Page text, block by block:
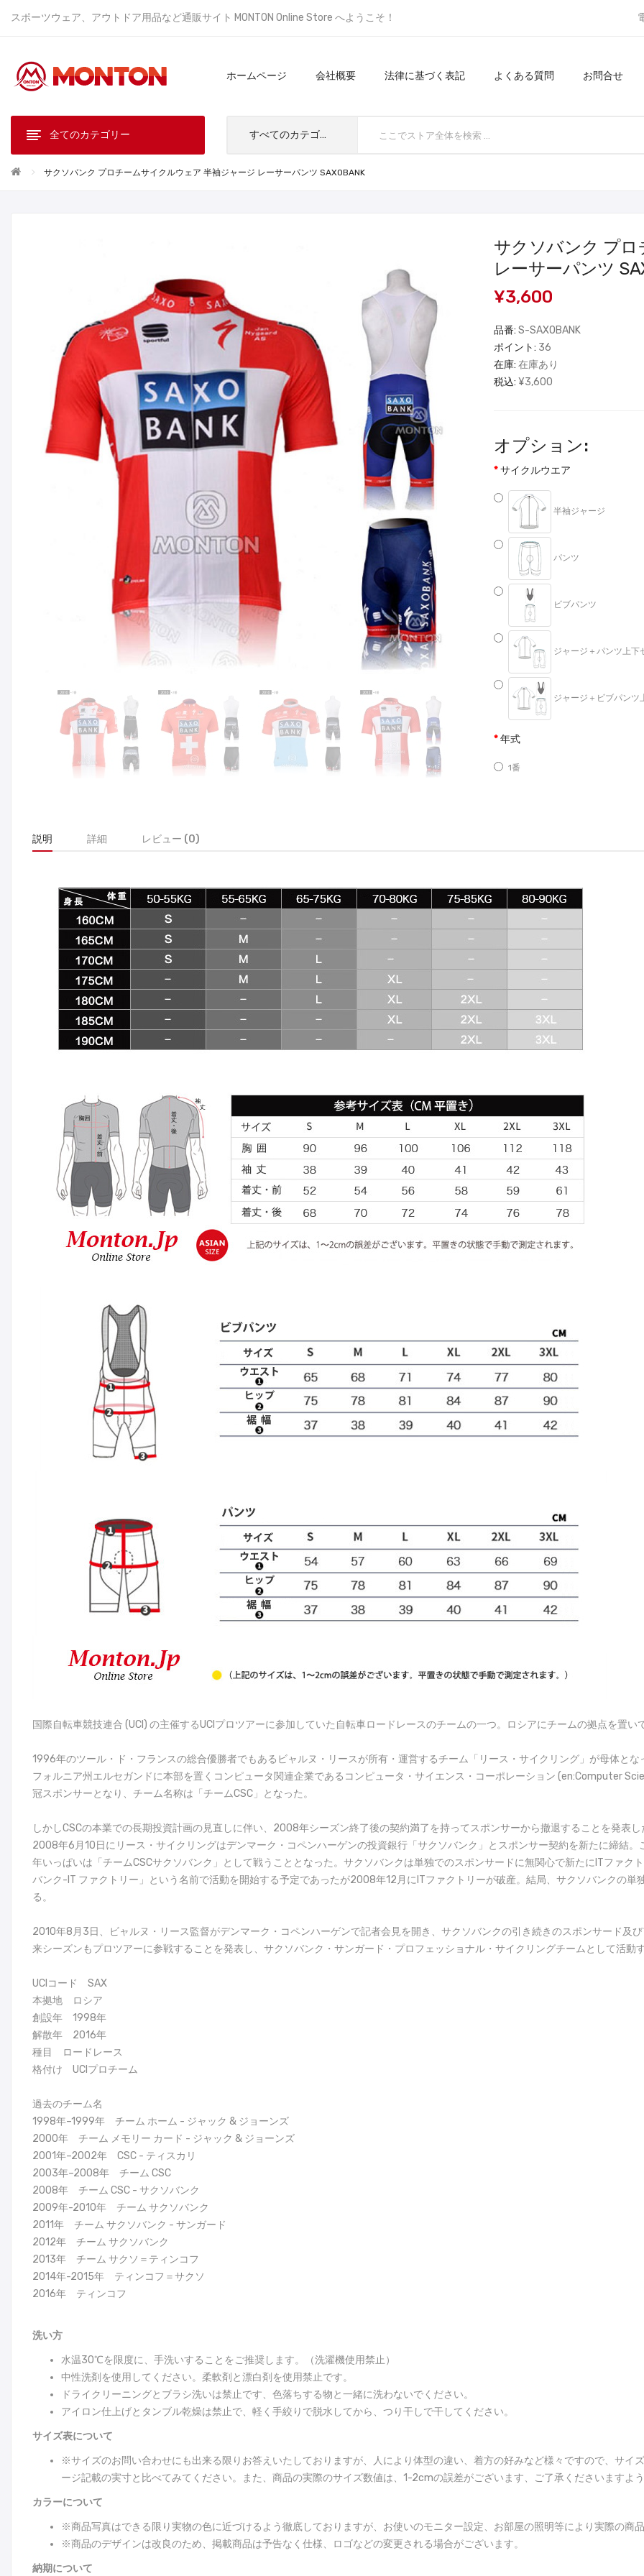
スポーツウェア、アウトドア用品など通販サイト MONTON Online Store へようこそ！
ホームページ 会社概要 法律に基づく表記 よくある質問 お問合せ
全てのカテゴリー すべてのカテゴリ
サクソバンク プロチームサイクルウェア 半袖ジャージ レーサーパンツ SAXOBANK
サクソバンク プ
レーサーパンツ
¥3,600
品番: S-SAXOBANK
ポイント: 36
在庫: 在庫あり
税込: ¥3,600
オプション:
サイクルウエア
半袖ジャージ
パンツ
ビブパンツ
ジャージ＋パンツ上
ジャージ＋ビブパン
年式
1番
S
M
L
XL
XXL
XXXL
カスタムサイズ
タグ:SAXOBANK,2012
説明 詳細 レビュー (0)
国際自転車競技連合 (UCI) の主催するUCIプロツアーに参加していた自転車ロードレースのチームの一つ。ロシアにチームの拠点を置い
1996年のツール・ド・フランスの総合優勝者でもあるビャルヌ・リースが所有・運営するチーム「リース・サイクリング」が母体と
フォルニア州エルセガンドに本部を置くコンピュータ関連企業であるコンピュータ・サイエンス・コーポレーション (en:Computer
冠スポンサーとなり、チーム名称は「チームCSC」となった。
しかしCSCの本業での長期投資計画の見直しに伴い、2008年シーズン終了後の契約満了を持ってスポンサーから撤退することを発表
2008年6月10日にリース・サイクリングはデンマーク・コペンハーゲンの投資銀行「サクソバンク」とスポンサー契約を新たに締結
年いっぱいは「チームCSCサクソバンク」として戦うこととなった。サクソバンクは単独でのスポンサードに無関心で新たにITファ
バンク-IT ファクトリー」という名前で活動を開始する予定であったが2008年12月にITファクトリーが破産。結局、サクソバンクの
る。
2010年8月3日、ビャルヌ・リース監督がデンマーク・コペンハーゲンで記者会見を開き、サクソバンクの引き続きのスポンサード及
来シーズンもプロツアーに参戦することを発表し、サクソバンク・サンガード・プロフェッショナル・サイクリングチームとして活動
UCIコード SAX
本拠地 ロシア
創設年 1998年
解散年 2016年
種目 ロードレース
格付け UCIプロチーム
過去のチーム名
1998年–1999年 チーム ホーム - ジャック & ジョーンズ
2000年 チーム メモリー カード - ジャック & ジョーンズ
2001年–2002年 CSC - ティスカリ
2003年–2008年 チーム CSC
2008年 チーム CSC - サクソバンク
2009年-2010年 チーム サクソバンク
2011年 チーム サクソバンク - サンガード
2012年 チーム サクソバンク
2013年 チーム サクソ＝ティンコフ
2014年-2015年 ティンコフ＝サクソ
2016年 ティンコフ
洗い方
水温30℃を限度に、手洗いすることをご推奨します。（洗濯機使用禁止）
中性洗剤を使用してください。柔軟剤と漂白剤を使用禁止です。
ドライクリーニングとブラシ洗いは禁止です、色落ちする物と一緒に洗わないでください。
アイロン仕上げとタンブル乾燥は禁止で、軽く手絞りで脱水してから、つり干しで干してください。
サイズ表について
※サイズのお問い合わせにも出来る限りお答えいたしておりますが、人により体型の違い、着方の好みなど様々ですので、サイ
ージ記載の実寸と比べてみてください。また、商品の実際のサイズ数値は、1-2cmの誤差がございます、ご了承くださいますよう
カラーについて
※商品写真はできる限り実物の色に近づけるよう徹底しておりますが、お使いのモニター設定、お部屋の照明等により実際の商
※商品のデザインは改良のため、掲載商品は予告なく仕様、ロゴなどの変更される場合がございます。
納期について